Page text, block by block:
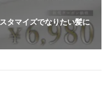
タマイズでなりたい髪に